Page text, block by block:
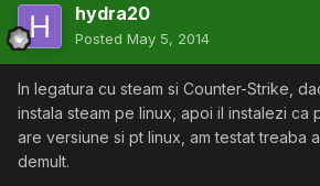
hydra20
Posted May 5, 2014
In legatura cu steam si Counter-Strike,
instala steam pe linux, apoi il instalezi ca
are versiune si pt linux, am testat treaba
demult.